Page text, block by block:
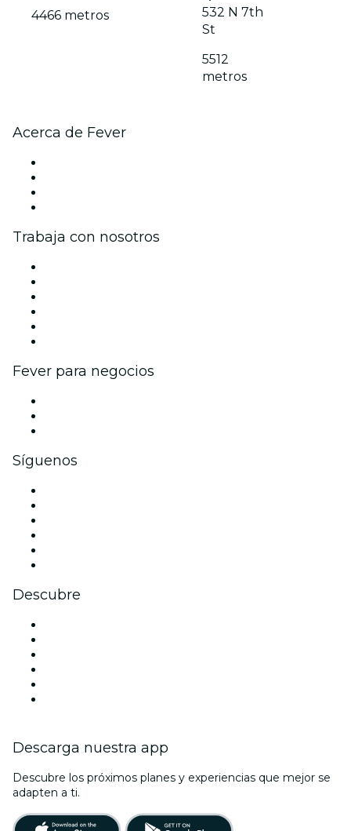
4466 metros
532 N 7th
St
5512
metros
Acerca de Fever
Trabaja con nosotros
Fever para negocios
Síguenos
Descubre
Descarga nuestra app
Descubre los próximos planes y experiencias que mejor se
adapten a ti.